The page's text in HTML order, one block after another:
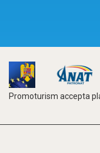
Promoturism accepta